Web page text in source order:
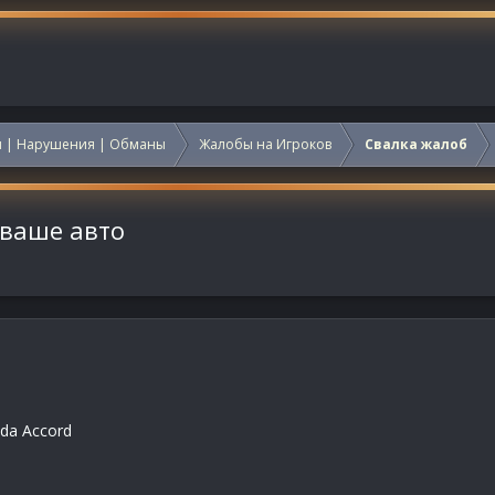
| Нарушения | Обманы Жалобы на Игроков Свалка жалоб
авто
Accord